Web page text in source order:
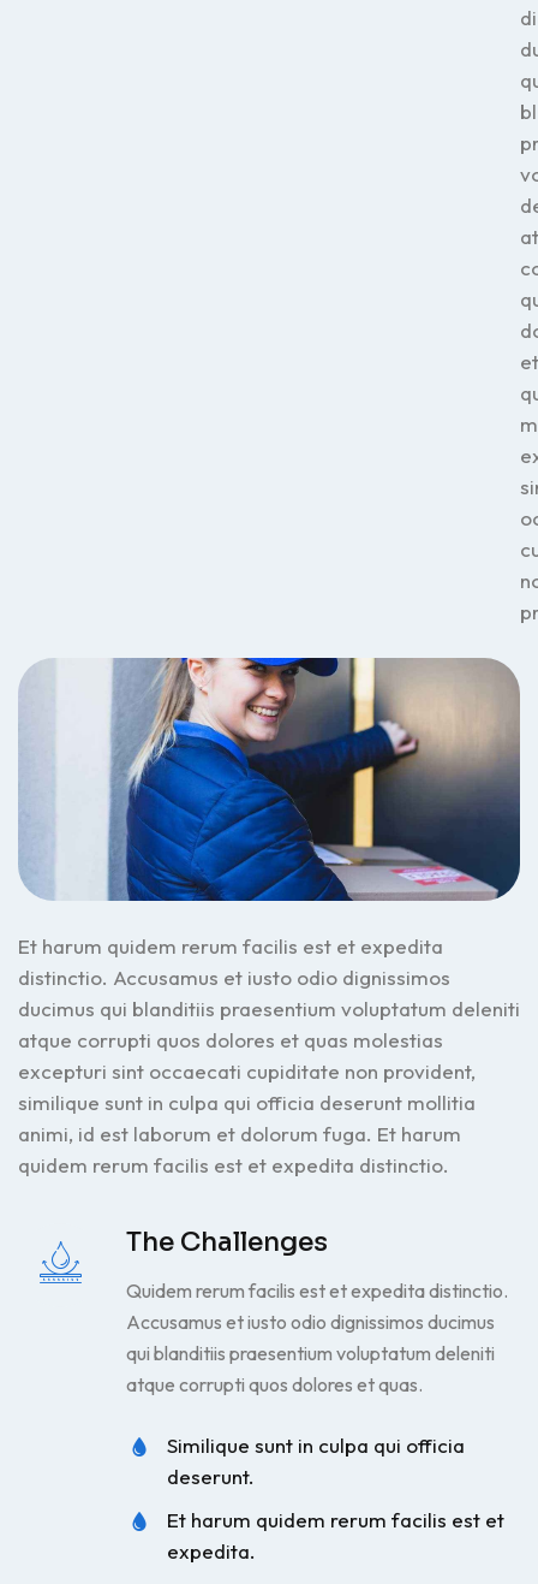
et
Et harum quidem rerum facilis est et expedita
distinctio. Accusamus et iusto odio dignissimos
ducimus qui blanditiis praesentium voluptatum deleniti
atque corrupti quos dolores et quas molestias
excepturi sint occaecati cupiditate non provident,
similique sunt in culpa qui officia deserunt mollitia
animi, id est laborum et dolorum fuga. Et harum
quidem rerum facilis est et expedita distinctio.
The Challenges
Quidem rerum facilis est et expedita distinctio.
Accusamus et iusto odio dignissimos ducimus
qui blanditiis praesentium voluptatum deleniti
atque corrupti quos dolores et quas.
Similique sunt in culpa qui officia
deserunt.
Et harum quidem rerum facilis est et
expedita.